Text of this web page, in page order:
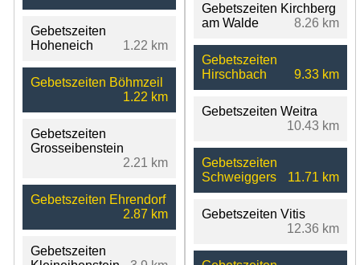
Gebetszeiten
Hoheneich
1.22 km
Gebetszeiten Böhmzeil
1.22 km
Gebetszeiten
Grosseibenstein
2.21 km
Gebetszeiten Ehrendorf
2.87 km
Gebetszeiten
Gebetszeiten Kirchberg
am Walde
8.26 km
Gebetszeiten
Hirschbach
9.33 km
Gebetszeiten Weitra
10.43 km
Gebetszeiten
Schweiggers
11.71 km
Gebetszeiten Vitis
12.36 km